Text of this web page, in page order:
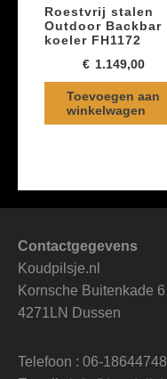
Roestvrij stalen
Outdoor Backbar
koeler FH1172
€ 1.149,00
Toevoegen aan
winkelwagen
Contactgegevens
Koudpilsje.nl
Kornsche Buitenkade 6
4271LN Dussen
Telefoon : 06-18644748